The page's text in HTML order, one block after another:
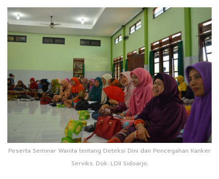
Peserta Seminar Wanita tentang Deteksi Dini dan Pencegahan Kanker
Serviks. Dok: LDII Sidoarjo.